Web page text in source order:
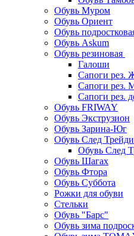
Обувь Муром
Обувь Ориент
Обувь
Обувь Askum
Обувь резиновая
Галоши
Сапоги рез.
Сапоги рез.
Сапоги рез.
Обувь FRIWAY
Обувь Экструзион
Обувь Зарина-Юг
Обувь След
Обувь След
Обувь Шагах
Обувь Фтора
Обувь Суббота
Рожки для обуви
Стельки
Обувь "Барс"
Обувь зима